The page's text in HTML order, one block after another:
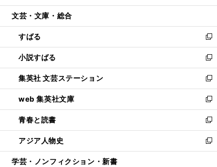
開
ウ
開
く
ン
ウ
で
開
く
ウ
ン
ド
ウ
で
開
く
文芸・文庫・総合
すばる
新
し
い
ウ
ィ
ン
ド
ウ
で
開
く
小説すばる
新
し
い
ウ
ィ
ン
ド
ウ
で
開
集英社 文芸ステーション
新
し
い
ウ
ィ
ン
ド
ウ
web 集英社文庫
新
し
い
ウ
ィ
ン
青春と読書
新
し
い
ウ
アジア人物史
新
し
学芸・ノンフィクション・新書